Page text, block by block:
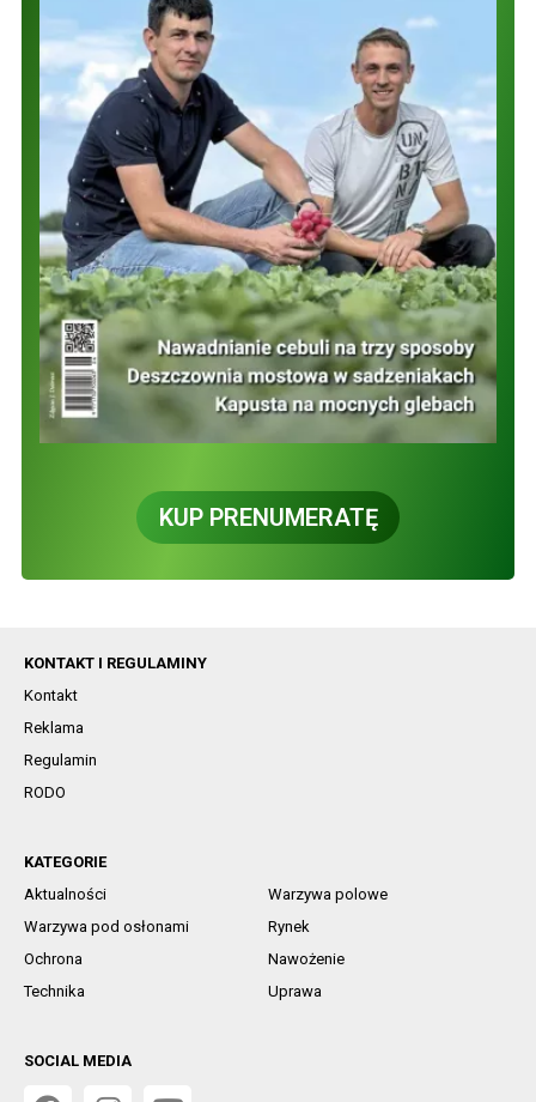
KUP PRENUMERATĘ
KONTAKT I REGULAMINY
Kontakt
Reklama
Regulamin
RODO
KATEGORIE
Aktualności
Warzywa polowe
Warzywa pod osłonami
Rynek
Ochrona
Nawożenie
Technika
Uprawa
SOCIAL MEDIA